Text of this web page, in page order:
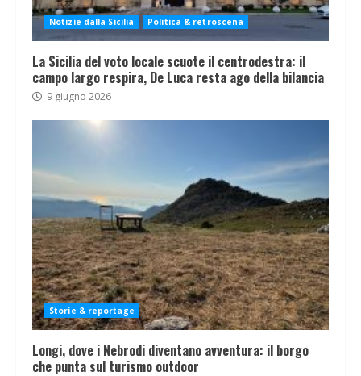
Notizie dalla Sicilia Politica & retroscena
La Sicilia del voto locale scuote il centrodestra: il
campo largo respira, De Luca resta ago della bilancia
9 giugno 2026
Storie & reportage
Longi, dove i Nebrodi diventano avventura: il borgo
che punta sul turismo outdoor